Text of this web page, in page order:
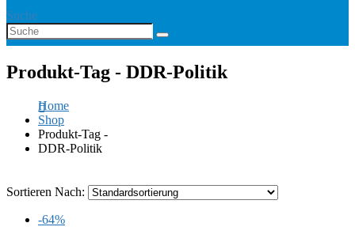
Suche
Produkt-Tag - DDR-Politik
Home
Shop
Produkt-Tag -
DDR-Politik
Sortieren Nach:
-64%